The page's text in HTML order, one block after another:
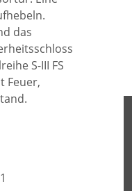
das
S-III FS
Feuer,